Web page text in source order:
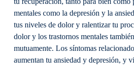
mentales como la depresión y la
tus niveles de dolor y ralentizar tu
dolor y los trastornos mentales
mutuamente. Los síntomas
aumentan tu ansiedad y depresión, y